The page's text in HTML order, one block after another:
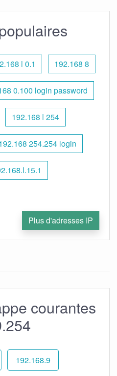
l 0.1 192.168 8
0.100 login password
192.168 l 254
254.254 login
Plus d'adresses IP
courantes
192.168.9